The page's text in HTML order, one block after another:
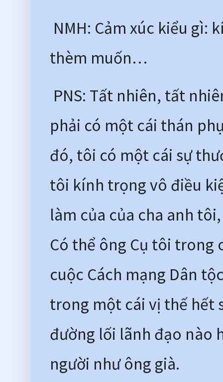
NMH: Cảm xúc kiểu gì:
thèm muốn…
PNS: Tất nhiên, tất
phải có một cái thán
đó, tôi có một cái sự
tôi kính trọng vô điều
làm của của cha anh
Có thể ông Cụ tôi
cuộc Cách mạng Dân
trong một cái vị thế hết
đường lối lãnh đạo nào
người như ông già.